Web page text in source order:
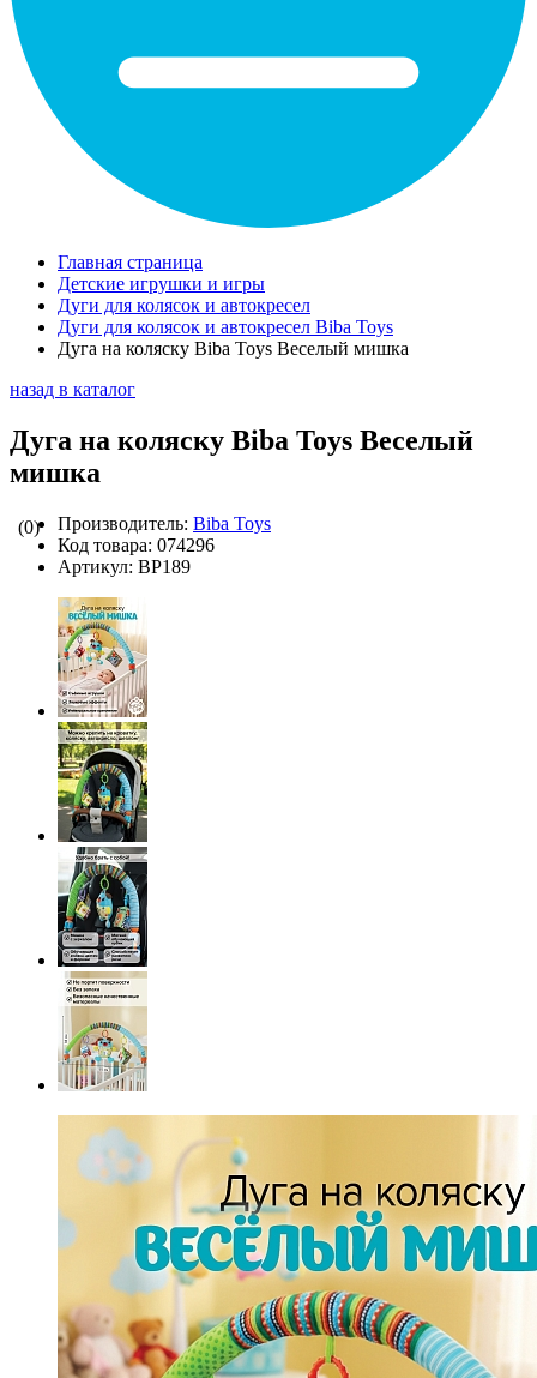
Главная страница
Детские игрушки и игры
Дуги для колясок и автокресел
Дуги для колясок и автокресел Biba Toys
Дуга на коляску Biba Toys Веселый мишка
назад в каталог
Дуга на коляску Biba Toys Веселый
мишка
(0) Производитель: Biba Toys
Код товара: 074296
Артикул: BP189